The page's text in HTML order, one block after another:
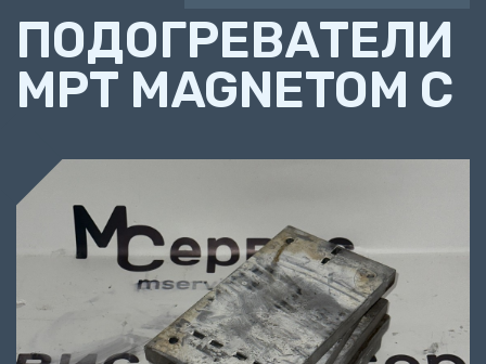
ПОДОГРЕВАТЕЛИ
МРТ MAGNETOM C